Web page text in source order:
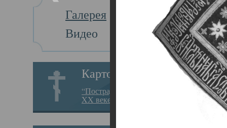
Галерея
Видео
Картотека
“Пострадавшие за веру в
XX веке на Севере”
Главная